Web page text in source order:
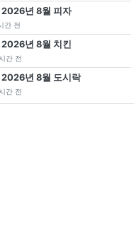
2026년 8월 피자
간 전
년 8월 치킨
간 전
2026년 8월 도시락
간 전